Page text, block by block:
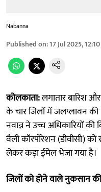
Nabanna
Published on:17 Jul 2025,
कोलकाता:लगातार बारिश
के चार जिलों में जलप्लावन
नवान्न ने उच्च अधिकारियों की
वैली कॉरपोरेशन (डीवीसी)
लेकर कड़ा ईमेल भेजा गया है।
जिलों को होने वाले नुकसान की